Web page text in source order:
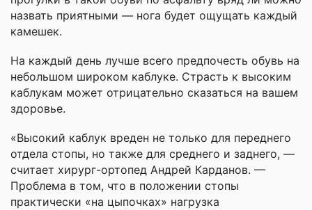
назвать приятными — нога будет ощущать каждый
камешек.
На каждый день лучше всего предпочесть обувь на
небольшом широком каблуке. Страсть к высоким
каблукам может отрицательно сказаться на вашем
здоровье.
«Высокий каблук вреден не только для переднего
отдела стопы, но также для среднего и заднего, —
считает хирург-ортопед Андрей Карданов. —
Проблема в том, что в положении стопы
практически «на цыпочках» нагрузка